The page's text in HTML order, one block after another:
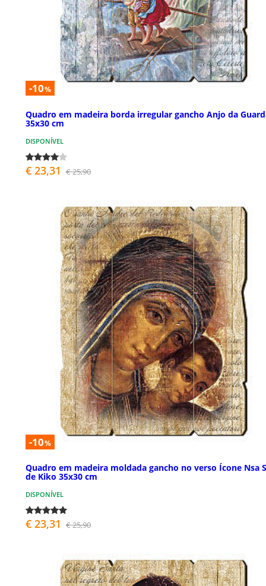
-10%
Quadro em madeira borda irregular gancho Anjo da
35x30 cm
DISPONÍVEL
€ 23,31 € 25,90
-10%
Quadro em madeira moldada gancho no verso Ícone Nsa
de Kiko 35x30 cm
DISPONÍVEL
€ 23,31 € 25,90